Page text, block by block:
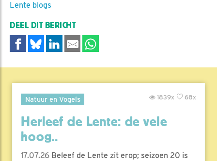
Lente blogs
DEEL DIT BERICHT
Natuur en Vogels 68x
1839x
Herleef de Lente: de vele
hoog..
17.07.26 Beleef de Lente zit erop; seizoen 20 is